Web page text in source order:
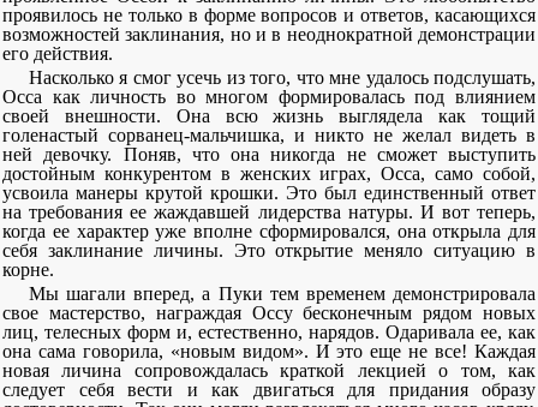
проявилось не только в форме вопросов и ответов, касающихся
возможностей заклинания, но и в неоднократной демонстрации
его действия.
Насколько я смог усечь из того, что мне удалось подслушать,
Осса как личность во многом формировалась под влиянием
своей внешности. Она всю жизнь выглядела как тощий
голенастый сорванец-мальчишка, и никто не желал видеть в
ней девочку. Поняв, что она никогда не сможет выступить
достойным конкурентом в женских играх, Осса, само собой,
усвоила манеры крутой крошки. Это был единственный ответ
на требования ее жаждавшей лидерства натуры. И вот теперь,
когда ее характер уже вполне сформировался, она открыла для
себя заклинание личины. Это открытие меняло ситуацию в
корне.
Мы шагали вперед, а Пуки тем временем демонстрировала
свое мастерство, награждая Оссу бесконечным рядом новых
лиц, телесных форм и, естественно, нарядов. Одаривала ее, как
она сама говорила, «новым видом». И это еще не все! Каждая
новая личина сопровождалась краткой лекцией о том, как
следует себя вести и как двигаться для придания образу